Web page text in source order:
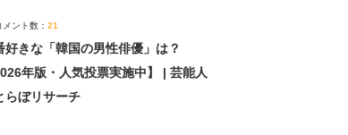
メント数： 21
好きな「韓国の男性俳優」は？
年版・人気投票実施中】 | 芸能人
らぼリサーチ